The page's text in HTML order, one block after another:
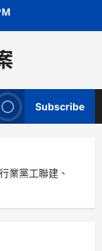
Subscribe
業黨工聯建、